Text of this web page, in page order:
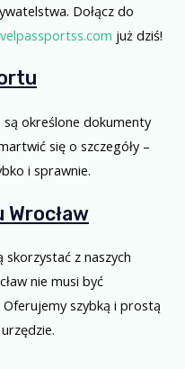
Dołącz do
już dziś!
określone dokumenty
się o szczegóły –
i sprawnie.
skorzystać z naszych
nie musi być
Oferujemy szybką i prostą